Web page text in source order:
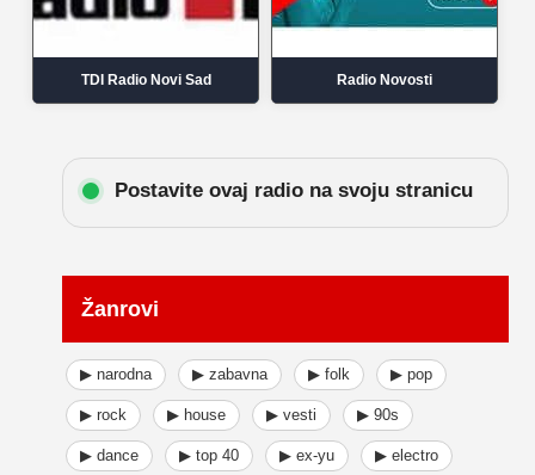
TDI Radio Novi Sad Radio Novosti
Postavite ovaj radio na svoju stranicu
Žanrovi
▶ narodna ▶ zabavna ▶ folk ▶ pop
▶ rock ▶ house ▶ vesti ▶ 90s
▶ dance ▶ top 40 ▶ ex-yu ▶ electro